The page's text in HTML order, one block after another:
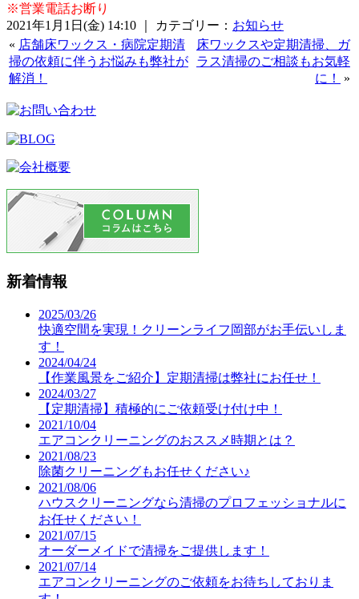
※営業電話お断り
2021年1月1日(金) 14:10 ｜ カテゴリー： お知らせ
« 店舗床ワックス・病院定期清
掃の依頼に伴うお悩みも弊社が
解消！
床ワックスや定期清掃、ガ
ラス清掃のご相談もお気軽
に！
»
新着情報
2025/03/26
快適空間を実現！クリーンライフ岡部がお手伝いしま
す！
2024/04/24
【作業風景をご紹介】定期清掃は弊社にお任せ！
2024/03/27
【定期清掃】積極的にご依頼受け付け中！
2021/10/04
エアコンクリーニングのおススメ時期とは？
2021/08/23
除菌クリーニングもお任せください♪
2021/08/06
ハウスクリーニングなら清掃のプロフェッショナルに
お任せください！
2021/07/15
オーダーメイドで清掃をご提供します！
2021/07/14
エアコンクリーニングのご依頼をお待ちしておりま